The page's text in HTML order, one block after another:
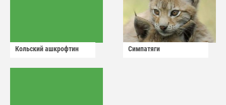
Кольский ашкрофтин Симпатяги